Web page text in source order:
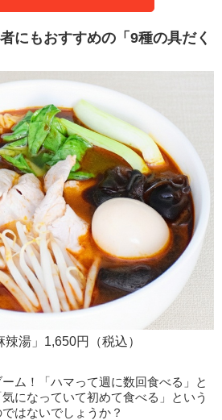
にもおすすめの「9種の具だく
湯」1,650円（税込）
ム！「ハマって週に数回食べる」と
になっていて初めて食べる」という
はないでしょうか？